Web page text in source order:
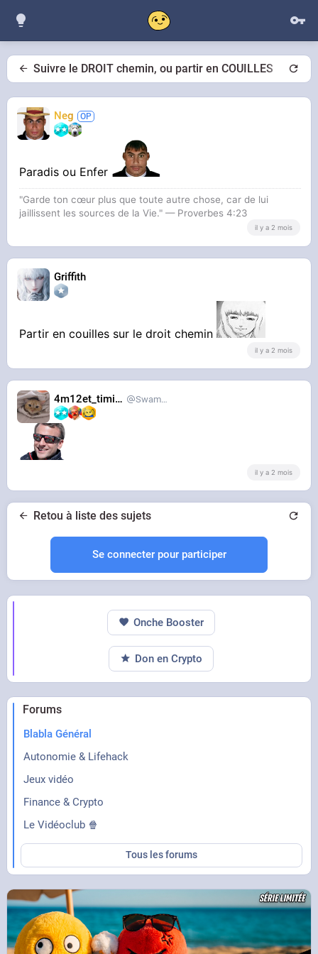
Suivre le DROIT chemin, ou partir en COUILLES
Neg
Paradis ou Enfer
"Garde ton cœur plus que toute autre chose, car de lui
jaillissent les sources de la Vie." — Proverbes 4:23
il y a 2 mois
Griffith
Partir en couilles sur le droit chemin
il y a 2 mois
4m12et_timide SwampDrainer
il y a 2 mois
Retou à liste des sujets
Se connecter pour participer
Forums
Blabla Général
Autonomie & Lifehack
Jeux vidéo
Finance & Crypto
Le Vidéoclub 🍿
Tous les forums
Onche Booster
Don en Crypto